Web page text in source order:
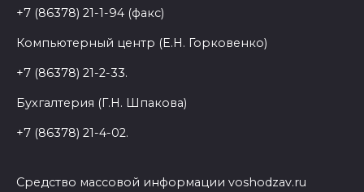
+7 (86378) 21-1-94 (факс)
Компьютерный центр (Е.Н. Горковенко)
+7 (86378) 21-2-33.
Бухгалтерия (Г.Н. Шпакова)
+7 (86378) 21-4-02.
Средство массовой информации voshodzav.ru